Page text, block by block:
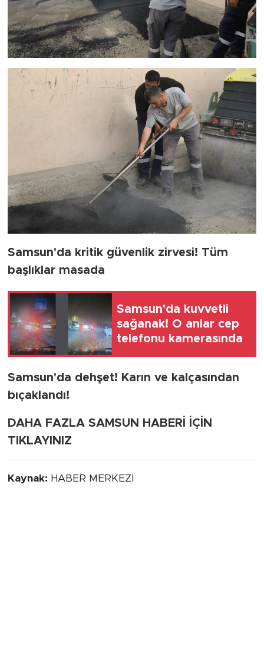
Samsun'da kritik güvenlik zirvesi! Tüm
başlıklar masada
Samsun'da kuvvetli
sağanak! O anlar cep
telefonu kamerasında
Samsun'da dehşet! Karın ve kalçasından
bıçaklandı!
DAHA FAZLA SAMSUN HABERİ İÇİN
TIKLAYINIZ
Kaynak: HABER MERKEZİ